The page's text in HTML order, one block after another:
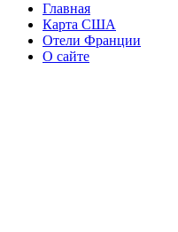
Главная
Карта США
Отели Франции
О сайте